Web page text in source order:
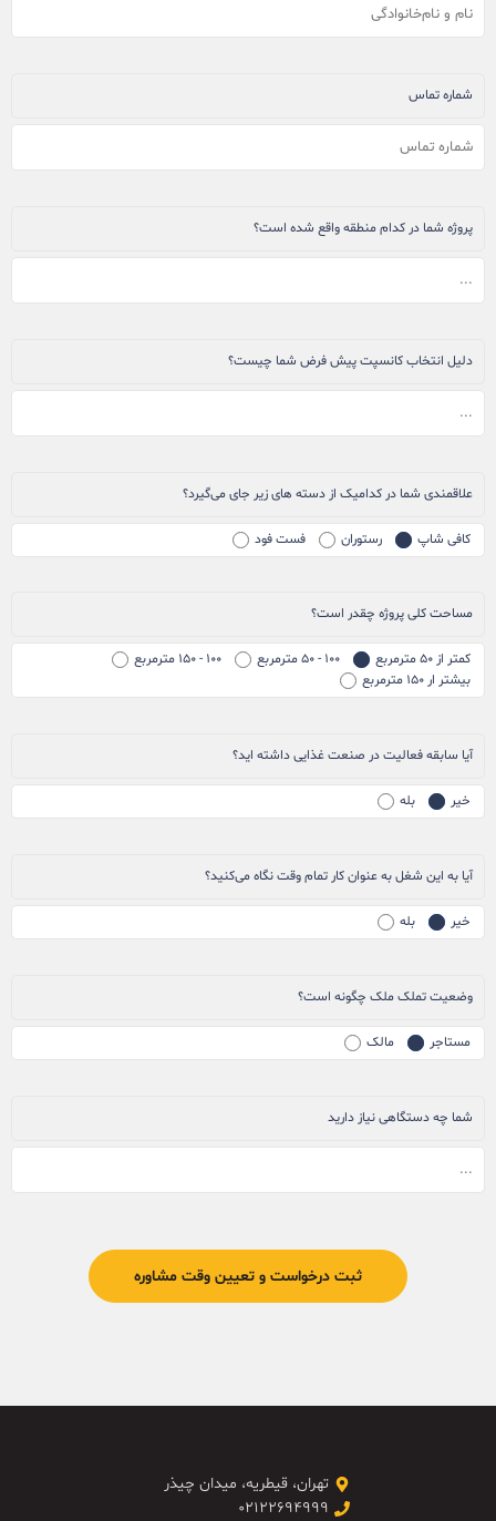
شماره تماس
پروژه شما در کدام منطقه واقع شده است؟
دلیل انتخاب کانسپت پیش فرض شما چیست؟
علاقمندی شما در کدامیک از دسته های زیر جای می‌گیرد؟
کافی شاپ رستوران فست فود
مساحت کلی پروژه چقدر است؟
کمتر از ۵۰ مترمربع ۱۰۰ - ۵۰ مترمربع
۱۰۰ - ۱۵۰ مترمربع
بیشتر ار ۱۵۰ مترمربع
آیا سابقه فعالیت در صنعت غذایی داشته اید؟
خیر بله
آیا به این شغل به عنوان کار تمام وقت نگاه می‌کنید؟
خیر بله
وضعیت تملک ملک چگونه است؟
مستاجر مالک
شما چه دستگاهی نیاز دارید
تهران، قیطریه، میدان چیذر
۰۲۱۲۲۶۹۴۹۹۹